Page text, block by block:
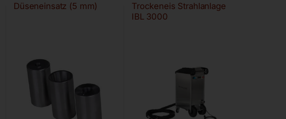
Düseneinsatz (5 mm)
Trockeneis Strahlanlage
IBL 3000